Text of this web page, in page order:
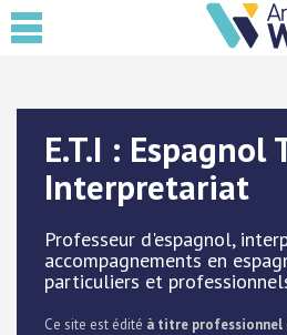
E.T.I : Espagnol
Interpretariat
Professeur d'espagnol,
accompagnements en
particuliers et
Ce site est édité à titre professionnel